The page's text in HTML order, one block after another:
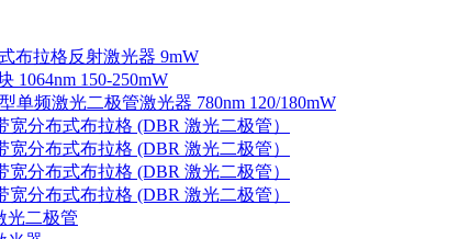
布拉格反射激光器 9mW
1064nm 150-250mW
单频激光二极管激光器 780nm 120/180mW
宽分布式布拉格 (DBR 激光二极管）
宽分布式布拉格 (DBR 激光二极管）
宽分布式布拉格 (DBR 激光二极管）
宽分布式布拉格 (DBR 激光二极管）
光二极管